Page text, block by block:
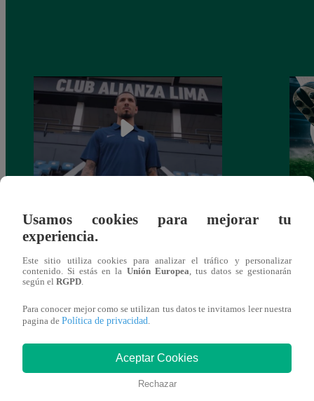
como nuevo fichaje para el Torneo
Clausura 2025
También te puede
interesar
Usamos cookies para mejorar tu
experiencia.
Este sitio utiliza cookies para analizar el tráfico y personalizar
contenido. Si estás en la Unión Europea , tus datos se gestionarán
según el RGPD
Para conocer mejor como se utilizan tus datos te invitamos leer nuestra
pagina de Política de privacidad
Aceptar Cookies
Rechazar